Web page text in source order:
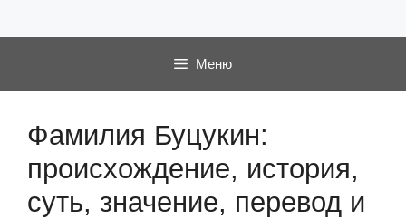
Меню
Фамилия Буцукин:
происхождение, история,
суть, значение, перевод и